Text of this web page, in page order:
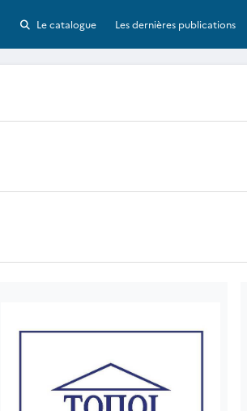
Le catalogue Les dernières publications